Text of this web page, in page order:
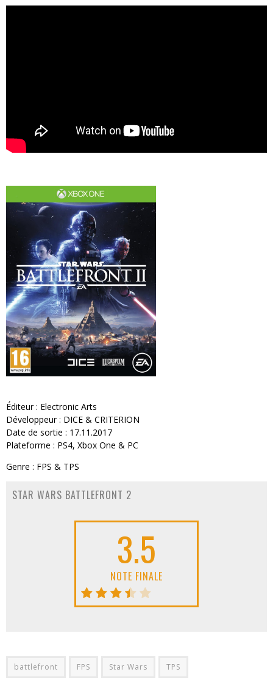
Éditeur : Electronic Arts
Développeur : DICE & CRITERION
Date de sortie : 17.11.2017
Plateforme : PS4, Xbox One & PC
Genre : FPS & TPS
STAR WARS BATTLEFRONT 2
3.5
NOTE FINALE
battlefront FPS Star Wars TPS